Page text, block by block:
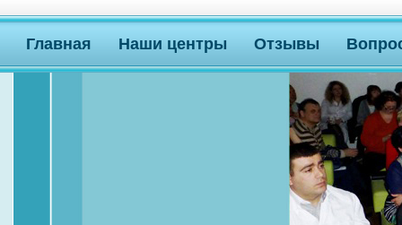
Главная Наши центры Отзывы